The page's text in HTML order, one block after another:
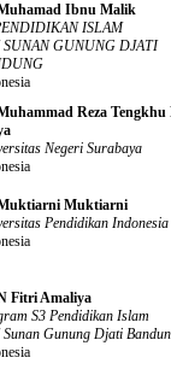
Ibnu Malik
ISLAM
SUNAN GUNUNG DJATI
Reza Tengkhu
Negeri Surabaya
Muktiarni
Pendidikan Indonesia
Fitri Amaliya
S3 Pendidikan Islam
Gunung Djati